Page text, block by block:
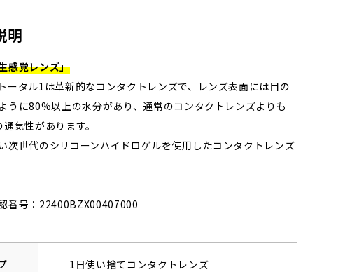
明
感覚レンズ」
ータル1は革新的なコンタクトレンズで、レンズ表面には目の
うに80%以上の水分があり、通常のコンタクトレンズよりも
気性があります。
次世代のシリコーンハイドロゲルを使用したコンタクトレンズ
番号：22400BZX00407000
1日使い捨てコンタクトレンズ